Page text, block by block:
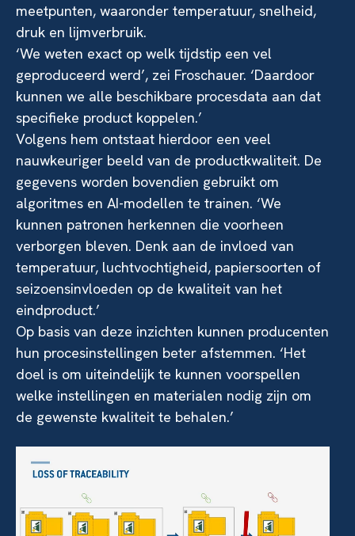
meetpunten, waaronder temperatuur, snelheid,
druk en lijmverbruik.
‘We weten exact op welk tijdstip een vel
geproduceerd werd’, zei Froschauer. ‘Daardoor
kunnen we alle beschikbare procesdata aan dat
specifieke product koppelen.’
Volgens hem ontstaat hierdoor een veel
nauwkeuriger beeld van de productkwaliteit. De
gegevens worden bovendien gebruikt om
algoritmes en AI-modellen te trainen. ‘We
kunnen patronen herkennen die voorheen
verborgen bleven. Denk aan de invloed van
temperatuur, luchtvochtigheid, papiersoorten of
seizoensinvloeden op de kwaliteit van het
eindproduct.’
Op basis van deze inzichten kunnen producenten
hun procesinstellingen beter afstemmen. ‘Het
doel is om uiteindelijk te kunnen voorspellen
welke instellingen en materialen nodig zijn om
de gewenste kwaliteit te behalen.’